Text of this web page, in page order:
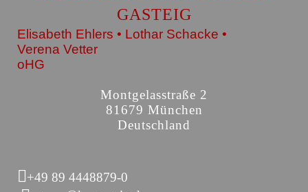
GASTEIG
Elisabeth Ehlers • Lothar Schacke •
Verena Vetter
oHG
Montgelasstraße 2
81679 München
Deutschland
+49 89 4448879-0